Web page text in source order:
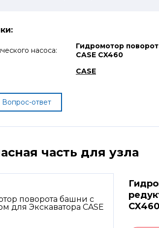
насоса:
Гидромотор
CASE CX460
CASE
Вопрос-ответ
часть для узла
CX460